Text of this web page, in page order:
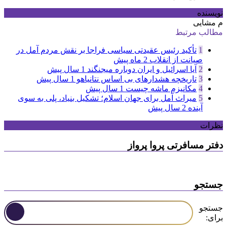
نویسنده
م مشایی
مطالب مرتبط
1 تأکید رئیس عقیدتی سیاسی فراجا بر نقش مردم آمل در
صیانت از انقلاب 2 ماه پیش
2 آیا اسرائیل و ایران دوباره میجنگند 1 سال پیش
3 تاریخچه هشدارهای بی اساس نتانیاهو 1 سال پیش
4 مکانیزم ماشه چیست 1 سال پیش
5 میراث آمل برای جهان اسلام؛ تشکیل بنیاد، پلی به سوی
آینده 2 سال پیش
نظرات
دفتر مسافرتی پروا پرواز
جستجو
جستجو
برای: